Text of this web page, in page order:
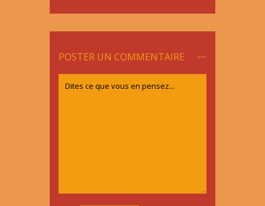
POSTER UN COMMENTAIRE